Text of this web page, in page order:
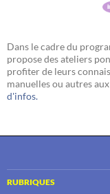
Dans le cadre du
propose des ateliers
profiter de leurs
manuelles ou autres
d'infos.
RUBRIQUES